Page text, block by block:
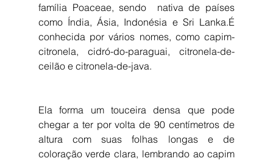
família Poaceae, sendo  nativa de países
como Índia, Ásia, Indonésia e Sri Lanka.É
conhecida por vários nomes, como capim-
citronela, cidró-do-paraguai, citronela-de-
ceilão e citronela-de-java.
Ela forma um touceira densa que pode
chegar a ter por volta de 90 centímetros de
altura com suas folhas longas e de
coloração verde clara, lembrando ao capim